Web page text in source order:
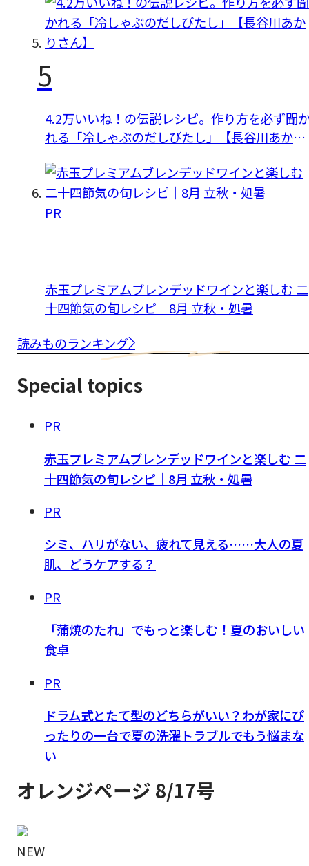
5
4.2万いいね！の伝説レシピ。作り方を必ず聞
れる「冷しゃぶのだしびたし」【長谷川あかり
PR
赤玉プレミアムブレンデッドワインと楽しむ 二
十四節気の旬レシピ｜8月 立秋・処暑
読みものランキング
Special topics
PR
赤玉プレミアムブレンデッドワインと楽しむ 二
十四節気の旬レシピ｜8月 立秋・処暑
PR
シミ、ハリがない、疲れて見える……大人の夏
肌、どうケアする？
PR
「蒲焼のたれ」でもっと楽しむ！夏のおいしい
食卓
PR
ドラム式とたて型のどちらがいい？わが家にぴ
ったりの一台で夏の洗濯トラブルでもう悩まな
い
オレンジページ 8/17号
NEW